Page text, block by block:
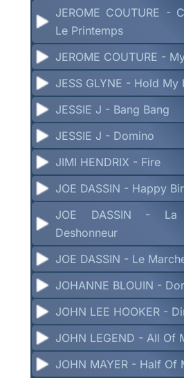
JEROME COUTURE -
Le Printemps
JEROME COUTURE -
JESS GLYNE - Hold My
JESSIE J - Bang Bang
JESSIE J - Domino
JIMI HENDRIX - Fire
JOE DASSIN - Happy
JOE DASSIN - La
Deshonneur
JOE DASSIN - Le
JOHANNE BLOUIN -
JOHN LEE HOOKER -
JOHN LEGEND - All Of
JOHN MAYER - Half Of